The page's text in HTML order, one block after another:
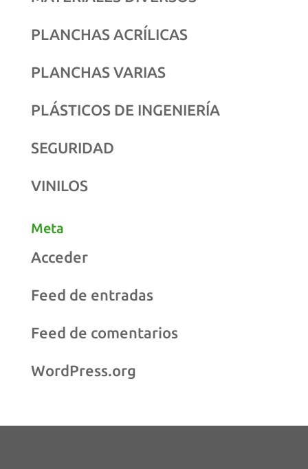
PLANCHAS ACRÍLICAS
PLANCHAS VARIAS
PLÁSTICOS DE INGENIERÍA
SEGURIDAD
VINILOS
Meta
Acceder
Feed de entradas
Feed de comentarios
WordPress.org